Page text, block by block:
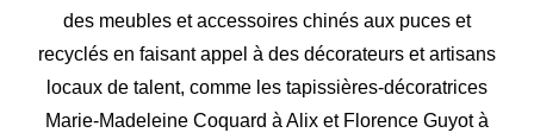
des meubles et accessoires chinés aux puces et
recyclés en faisant appel à des décorateurs et artisans
locaux de talent, comme les tapissières-décoratrices
Marie-Madeleine Coquard à Alix et Florence Guyot à